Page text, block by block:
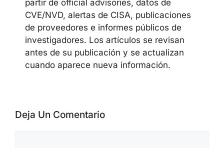
partir de official advisories, datos de
CVE/NVD, alertas de CISA, publicaciones
de proveedores e informes públicos de
investigadores. Los artículos se revisan
antes de su publicación y se actualizan
cuando aparece nueva información.
Deja Un Comentario